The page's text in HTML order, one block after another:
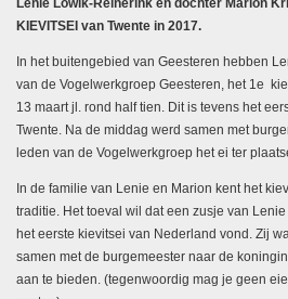
Lenie Löwik-Reinerink en dochter Marion
KIEVITSEI van Twente in 2017.
In het buitengebied van Geesteren hebben
van de Vogelwerkgroep Geesteren, het 1e
13 maart jl. rond half tien. Dit is tevens het
Twente. Na de middag werd samen met
leden van de Vogelwerkgroep het ei ter
In de familie van Lenie en Marion kent het
traditie. Het toeval wil dat een zusje van
het eerste kievitsei van Nederland vond. Zij
samen met de burgemeester naar de
aan te bieden. (tegenwoordig mag je geen